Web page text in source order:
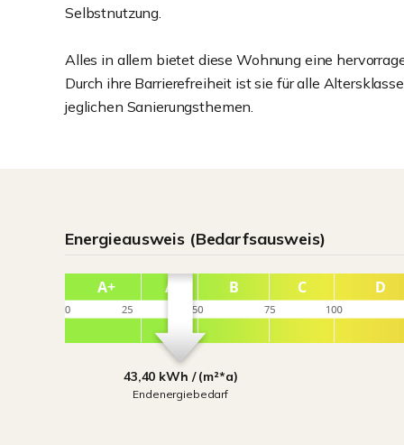
Selbstnutzung.
Alles in allem bietet diese Wohnung eine
Durch ihre Barrierefreiheit ist sie für alle
jeglichen Sanierungsthemen.
Energieausweis (Bedarfsausweis)
43,40 kWh / (m²*a)
Endenergiebedarf